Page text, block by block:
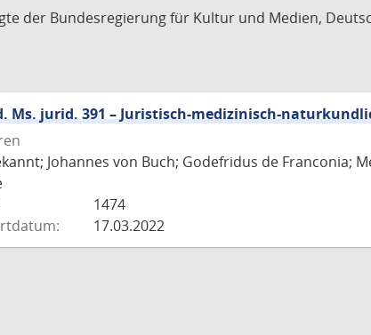
der Bundesregierung für Kultur und Medien,
Ms. jurid. 391 – Juristisch-medizinisch-
Johannes von Buch; Godefridus de Franconia;
1474
17.03.2022